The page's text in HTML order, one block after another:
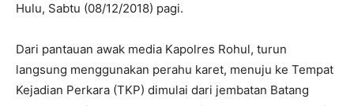
Hulu, Sabtu (08/12/2018) pagi.
Dari pantauan awak media Kapolres Rohul, turun
langsung menggunakan perahu karet, menuju ke Tempat
Kejadian Perkara (TKP) dimulai dari jembatan Batang